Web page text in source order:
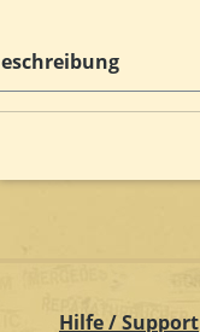
Hilfe / Support